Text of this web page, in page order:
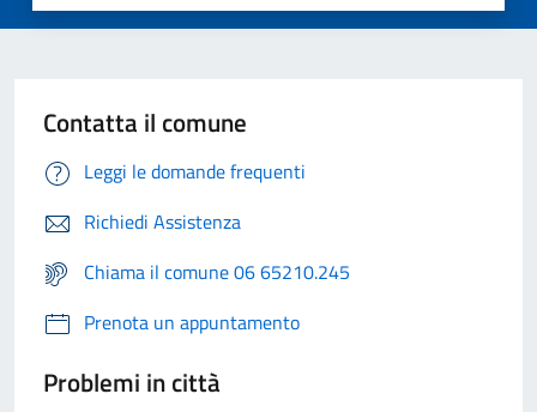
Contatta il comune
Leggi le domande frequenti
Richiedi Assistenza
Chiama il comune 06 65210.245
Prenota un appuntamento
Problemi in città